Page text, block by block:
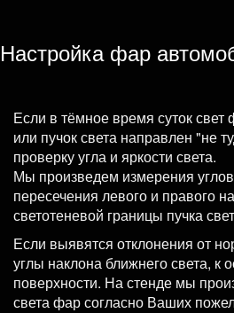
Настройка фар
Если в тёмное время суток свет
или пучок света направлен "не
проверку угла и яркости света.
Мы произведем измерения
пересечения левого и правого
светотеневой границы пучка
Если выявятся отклонения от
углы наклона ближнего света, к
поверхности. На стенде мы
света фар согласно Ваших